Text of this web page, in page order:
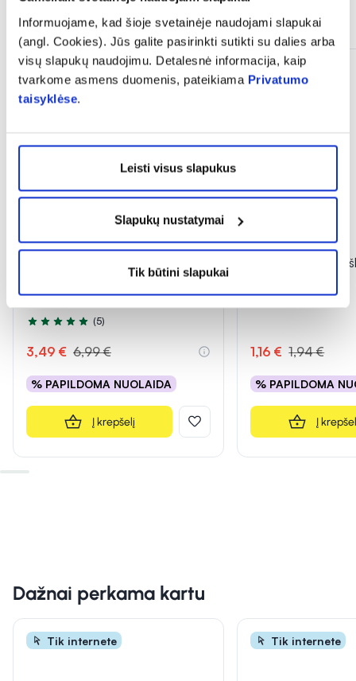
Informuojame, kad šioje svetainėje naudojami slapukai
(angl. Cookies). Jūs galite pasirinkti sutikti su dalies arba
visų slapukų naudojimu. Detalesnė informacija, kaip
tvarkome asmens duomenis, pateikiama Privatumo
taisyklėse.
Leisti visus slapukus
Slapukų nustatymai
Tik būtini slapukai
Panašios prekės
kremas vaikams SUN
PROTECTION, SPF50, 100 ml
Įvertinimas 5.0 iš 5
(5)
3,49 € 6,99 €
% PAPILDOMA NUOLAIDA
Į krepšelį
INGENCARE
1,16 € 1,94 €
% PAPILDOMA
Į
Dažnai perkama kartu
Tik internete Tik internete